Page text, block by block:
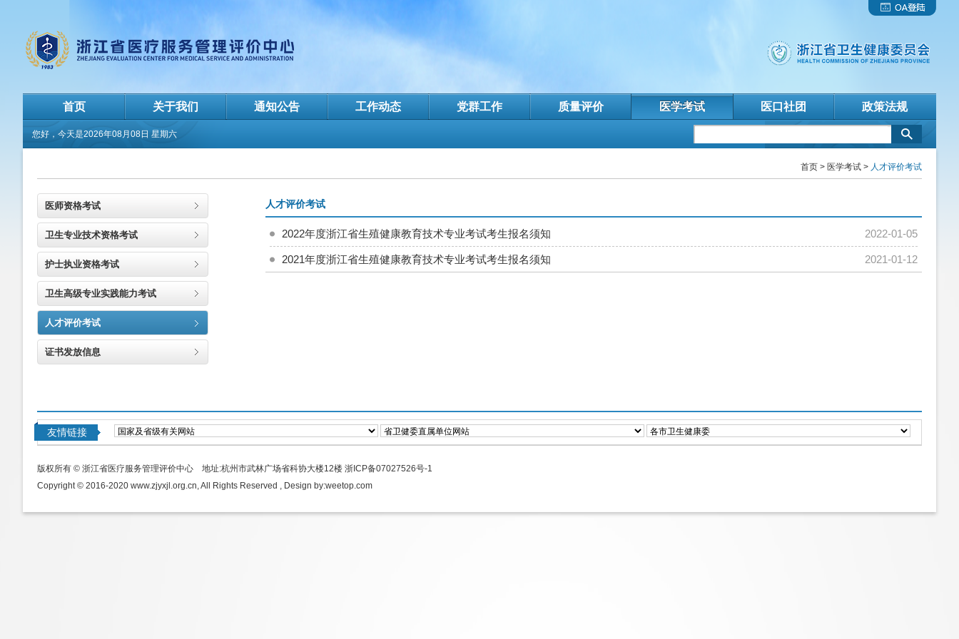
首页 关于我们 通知公告 工作动态 党群工作 质量评价 医学考试 医口社团 政策法规
您好，今天是2026年08月08日 星期六
首页 > 医学考试 > 人才评价考试
医师资格考试
卫生专业技术资格考试
护士执业资格考试
卫生高级专业实践能力考试
人才评价考试
证书发放信息
人才评价考试
2022-01-05
2022年度浙江省生殖健康教育技术专业考试考生报名须知
2021-01-12
2021年度浙江省生殖健康教育技术专业考试考生报名须知
友情链接
版权所有 © 浙江省医疗服务管理评价中心 地址:杭州市武林广场省科协大楼12楼 浙ICP备07027526号-1
Copyright © 2016-2020 www.zjyxjl.org.cn, All Rights Reserved , Design by:weetop.com